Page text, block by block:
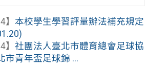
本校學生學習評量辦法補充規定
社團法人臺北市體育總會足球協
市青年盃足球錦 ...